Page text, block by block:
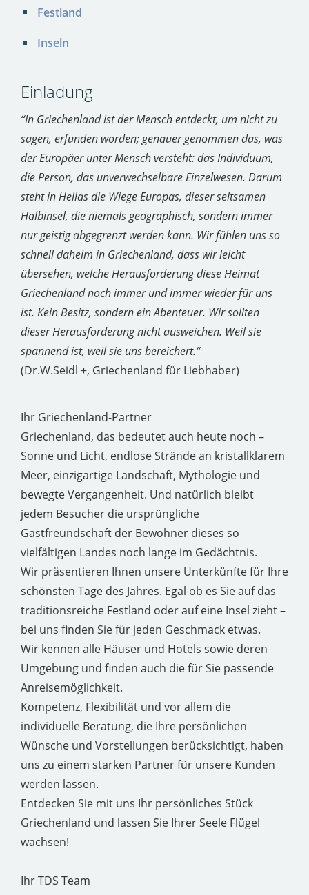
Festland
Inseln
Einladung
“In Griechenland ist der Mensch entdeckt, um nicht zu
sagen, erfunden worden; genauer genommen das, was
der Europäer unter Mensch versteht: das Individuum,
die Person, das unverwechselbare Einzelwesen. Darum
steht in Hellas die Wiege Europas, dieser seltsamen
Halbinsel, die niemals geographisch, sondern immer
nur geistig abgegrenzt werden kann. Wir fühlen uns so
schnell daheim in Griechenland, dass wir leicht
übersehen, welche Herausforderung diese Heimat
Griechenland noch immer und immer wieder für uns
ist. Kein Besitz, sondern ein Abenteuer. Wir sollten
dieser Herausforderung nicht ausweichen. Weil sie
spannend ist, weil sie uns bereichert.“
(Dr.W.Seidl +, Griechenland für Liebhaber)
Ihr Griechenland-Partner
Griechenland, das bedeutet auch heute noch –
Sonne und Licht, endlose Strände an kristallklarem
Meer, einzigartige Landschaft, Mythologie und
bewegte Vergangenheit. Und natürlich bleibt
jedem Besucher die ursprüngliche
Gastfreundschaft der Bewohner dieses so
vielfältigen Landes noch lange im Gedächtnis.
Wir präsentieren Ihnen unsere Unterkünfte für Ihre
schönsten Tage des Jahres. Egal ob es Sie auf das
traditionsreiche Festland oder auf eine Insel zieht –
bei uns finden Sie für jeden Geschmack etwas.
Wir kennen alle Häuser und Hotels sowie deren
Umgebung und finden auch die für Sie passende
Anreisemöglichkeit.
Kompetenz, Flexibilität und vor allem die
individuelle Beratung, die Ihre persönlichen
Wünsche und Vorstellungen berücksichtigt, haben
uns zu einem starken Partner für unsere Kunden
werden lassen.
Entdecken Sie mit uns Ihr persönliches Stück
Griechenland und lassen Sie Ihrer Seele Flügel
wachsen!
Ihr TDS Team